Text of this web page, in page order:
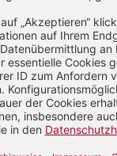
alle anderen Artikel
Hefte digital
für 26 Ausgaben
27,30 € Versand (D)